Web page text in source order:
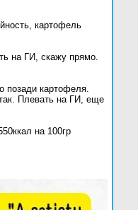
картофель
на ГИ, скажу прямо.
позади картофеля.
Плевать на ГИ, еще
на 100гр